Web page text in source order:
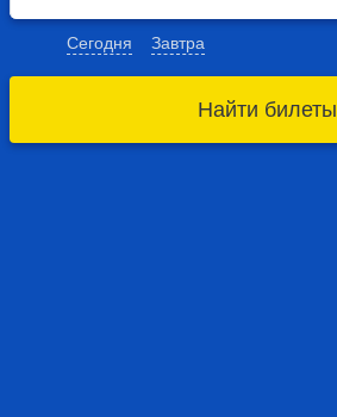
Сегодня Завтра
Найти билеты